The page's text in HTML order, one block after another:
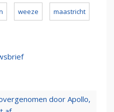
weeze maastricht
door Apollo,